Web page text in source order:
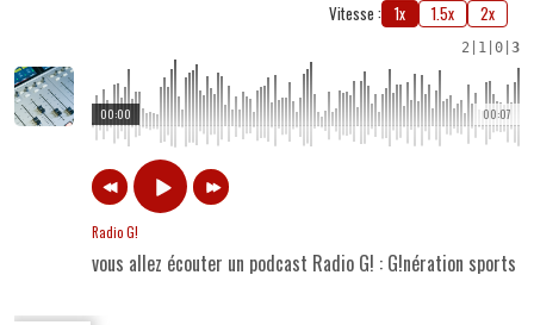
Vitesse : 1x 1.5x 2x
2 1 0 3
00:07
00:00
Radio G!
vous allez écouter un podcast Radio G! : G!nération sports